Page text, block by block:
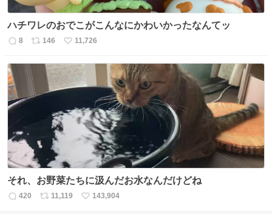
ハチワレのおでこがこんなにかわいかったなんてッ
返
数
8
リ
ス
ト
数
146
い
ね
数
11,726
それ、お野菜たちに汲んだお水なんだけどね
返
420
リ
11,119
い
143,904